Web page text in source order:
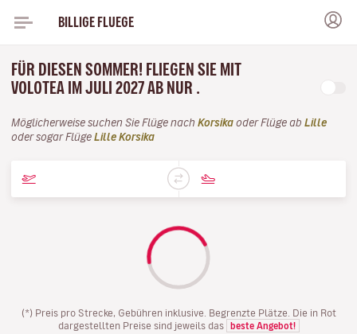
BILLIGE FLUEGE
FÜR DIESEN SOMMER! FLIEGEN SIE MIT
VOLOTEA IM JULI 2027 AB NUR .
Möglicherweise suchen Sie Flüge nach Korsika oder Flüge ab Lille
oder sogar Flüge Lille Korsika
(*) Preis pro Strecke, Gebühren inklusive. Begrenzte Plätze. Die in Rot
dargestellten Preise sind jeweils das
beste Angebot!